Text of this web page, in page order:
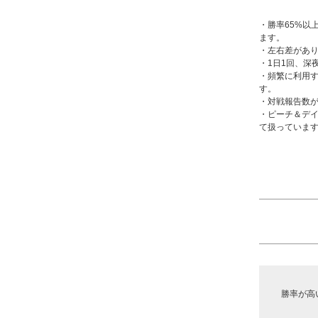
・勝率65%以
ます。
・左右差があ
・1日1回、深
・頻繁に利用
す。
・対戦報告数
・ピーチ＆デ
て扱っていま
勝率が高